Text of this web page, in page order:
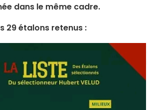
dans le même cadre.
29 étalons retenus :